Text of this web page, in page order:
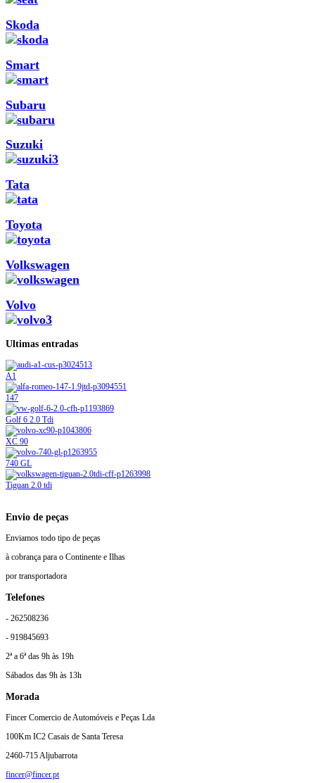
Skoda
Smart
Subaru
Suzuki
Tata
Toyota
Volkswagen
Volvo
Ultimas entradas
A1
147
Golf 6 2.0 Tdi
XC 90
740 GL
Tiguan 2.0 tdi
Envio de peças
Enviamos todo tipo de peças
à cobrança para o Continente e Ilhas
por transportadora
Telefones
- 262508236
- 919845693
2ª a 6ª das 9h às 19h
Sábados das 9h às 13h
Morada
Fincer Comercio de Automóveis e Peças Lda
100Km IC2 Casais de Santa Teresa
2460-715 Aljubarrota
fincer@fincer.pt